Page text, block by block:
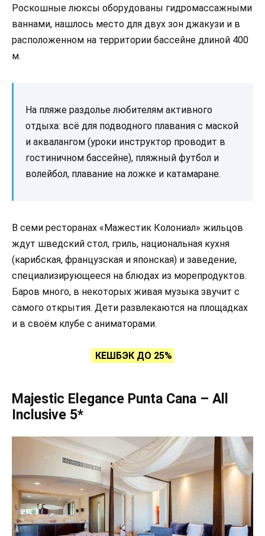
Роскошные люксы оборудованы гидромассажными
ваннами, нашлось место для двух зон джакузи и в
расположенном на территории бассейне длиной 400
м.
На пляже раздолье любителям активного
отдыха: всё для подводного плавания с маской
и аквалангом (уроки инструктор проводит в
гостиничном бассейне), пляжный футбол и
волейбол, плавание на ложке и катамаране.
В семи ресторанах «Мажестик Колониал» жильцов
ждут шведский стол, гриль, национальная кухня
(карибская, французская и японская) и заведение,
специализирующееся на блюдах из морепродуктов.
Баров много, в некоторых живая музыка звучит с
самого открытия. Дети развлекаются на площадках
и в своём клубе с аниматорами.
КЕШБЭК ДО 25%
Majestic Elegance Punta Cana – All
Inclusive 5*